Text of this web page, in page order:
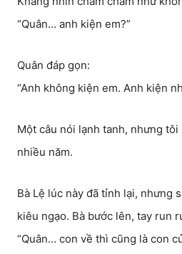
“Quân… anh kiện em?”
Quân đáp gọn:
“Anh không kiện em. Anh kiện
Một câu nói lạnh tanh, nhưng
nhiều năm.
Bà Lệ lúc này đã tỉnh lại, nhưng
kiêu ngạo. Bà bước lên, tay run
“Quân… con về thì cũng là con